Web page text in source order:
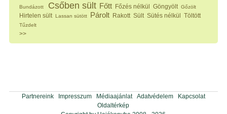
Hidegkonyhai készítmények
Főtt tészták
Zsiradékban sült tészták
Szendvicsek
Pácok
Fűszerkeverékek, ízesítők
Bundázott Csőben sült Főtt Főzés nélkül Göngyölt Gőzölt
Hirtelen sült Lassan sütött Párolt Rakott Sült Sütés nélkül Töltött
Tűzdelt
>>
Partnereink Impresszum Médiaajánlat Adatvédelem
Kapcsolat
Oldaltérkép